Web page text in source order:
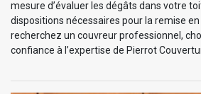
mesure d’évaluer les dégâts dans votre
dispositions nécessaires pour la remise
recherchez un couvreur professionnel,
confiance à l’expertise de Pierrot